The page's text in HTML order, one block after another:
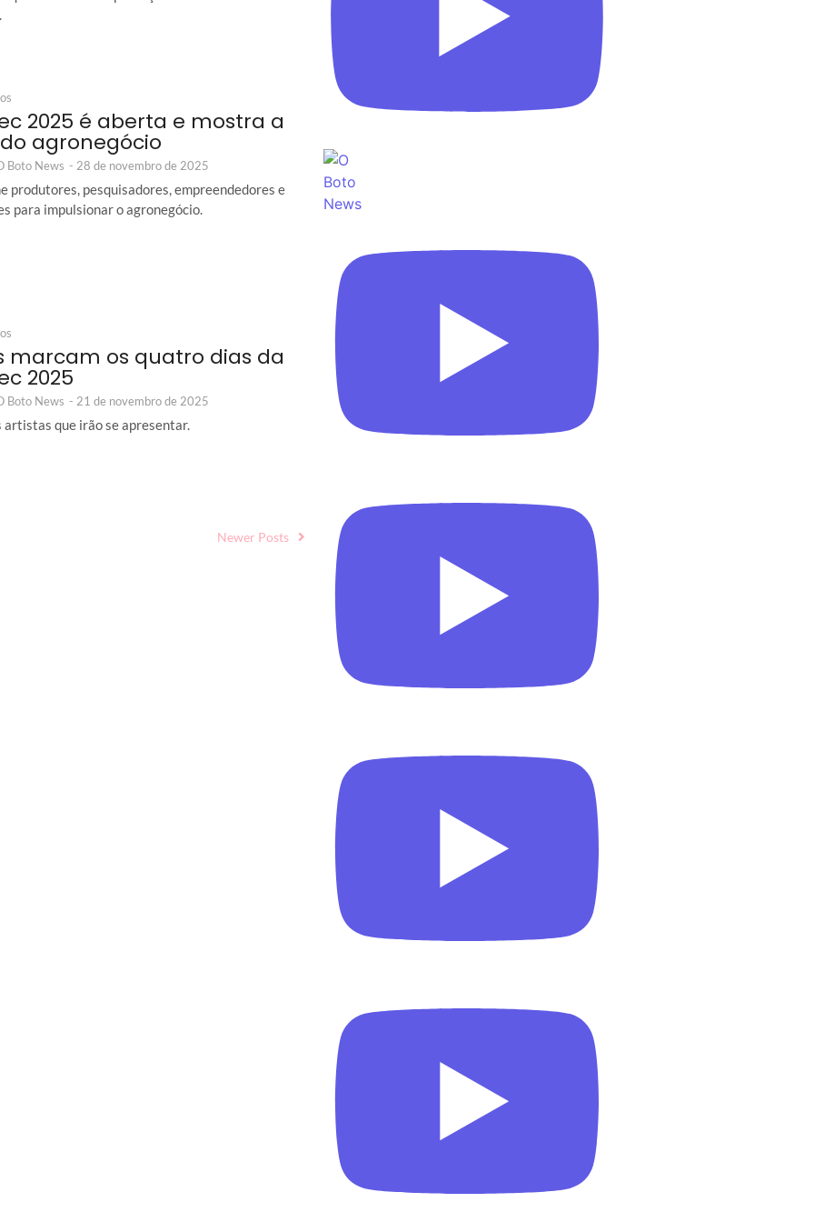
2025 é aberta e mostra a
agronegócio
Boto News - 28 de novembro de 2025
produtores, pesquisadores, empreendedores e
para impulsionar o agronegócio.
marcam os quatro dias da
2025
Boto News - 21 de novembro de 2025
artistas que irão se apresentar.
Newer Posts